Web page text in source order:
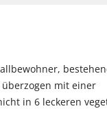
überzogen mit einer
in 6 leckeren